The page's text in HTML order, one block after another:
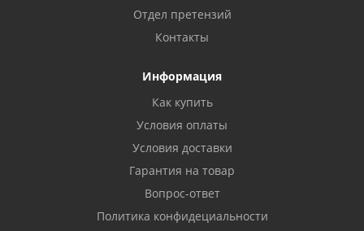
Отдел претензий
Контакты
Информация
Как купить
Условия оплаты
Условия доставки
Гарантия на товар
Вопрос-ответ
Политика конфидециальности